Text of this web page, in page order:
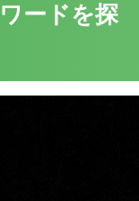
ードを探